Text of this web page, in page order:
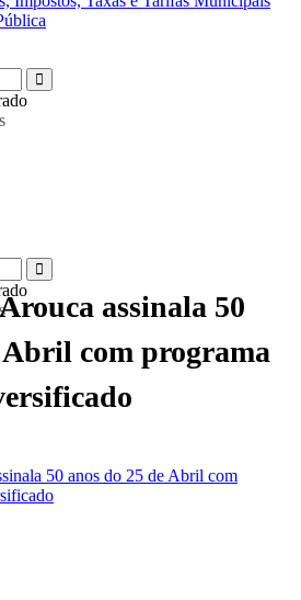
assinala 50
Abril com programa